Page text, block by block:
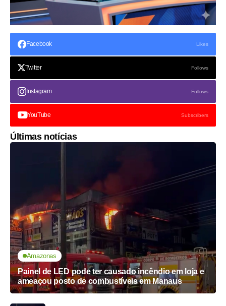
Facebook Likes
Twitter Follows
Instagram Follows
YouTube Subscribers
Últimas notícias
Amazonas
Painel de LED pode ter causado incêndio em loja e
ameaçou posto de combustíveis em Manaus